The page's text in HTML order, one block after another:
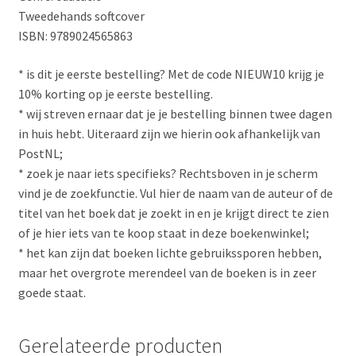
Tweedehands softcover
ISBN: 9789024565863
* is dit je eerste bestelling? Met de code NIEUW10 krijg je
10% korting op je eerste bestelling.
* wij streven ernaar dat je je bestelling binnen twee dagen
in huis hebt. Uiteraard zijn we hierin ook afhankelijk van
PostNL;
* zoek je naar iets specifieks? Rechtsboven in je scherm
vind je de zoekfunctie. Vul hier de naam van de auteur of de
titel van het boek dat je zoekt in en je krijgt direct te zien
of je hier iets van te koop staat in deze boekenwinkel;
* het kan zijn dat boeken lichte gebruikssporen hebben,
maar het overgrote merendeel van de boeken is in zeer
goede staat.
Gerelateerde producten